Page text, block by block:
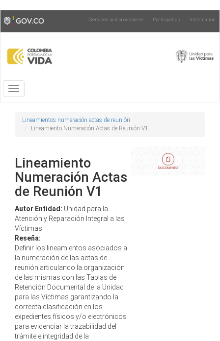
Skip
to
main
Toggle
high
contrast
Services and procedures Participation Information
Toggle
navigation
Lineamientos numeración actas de reunión
Lineamiento Numeración Actas de Reunión V1
Lineamiento
Numeración Actas
de Reunión V1
Autor Entidad: Unidad para la
Atención y Reparación Integral a las
Víctimas
Reseña:
Definir los lineamientos asociados a
la numeración de las actas de
reunión articulando la organización
de las mismas con las Tablas de
Retención Documental de la Unidad
para las Víctimas garantizando la
correcta clasificación en los
expedientes físicos y/o electrónicos
para evidenciar la trazabilidad del
trámite e integridad de la